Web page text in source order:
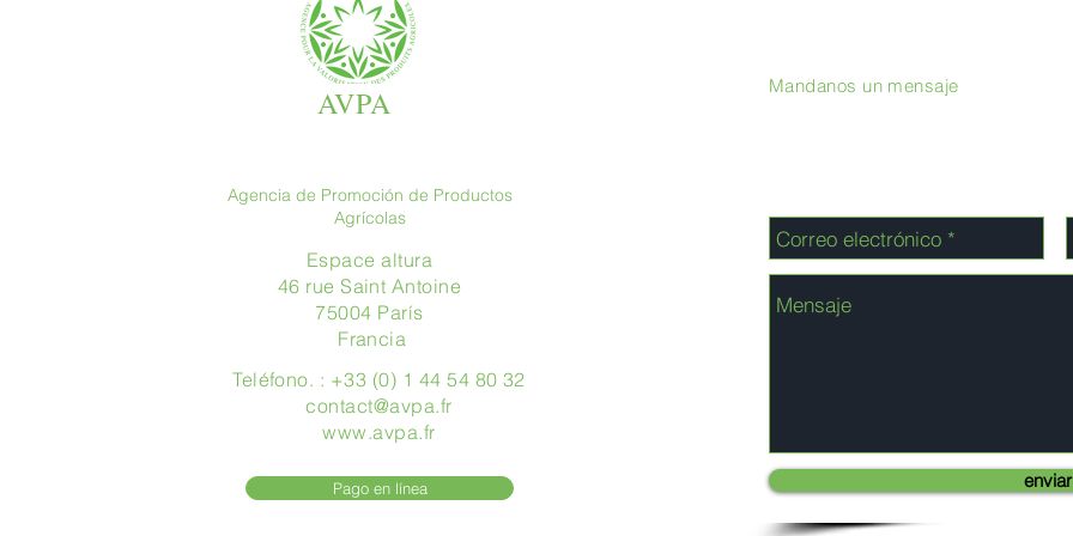
AVPA
Agencia de Promoción de Productos
Agrícolas
Espace altura
46 rue Saint Antoine
75004 París
​ Francia
Teléfono. : +33 (0) 1 44 54 80 32
contact@avpa.fr
www.avpa.fr
Pago en línea
Mandanos un mensaje